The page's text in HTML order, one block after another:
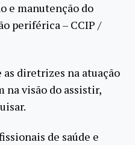
e manutenção do
periférica – CCIP /
diretrizes na atuação
na visão do assistir,
de saúde e